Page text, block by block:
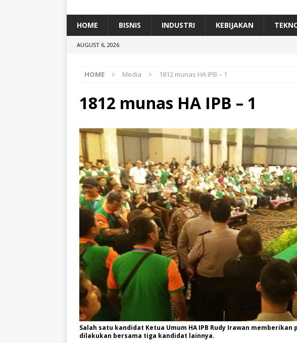
[ July 11, 2026 ] Dari Limbah ke Pakan Lele, Ini Inovasi Mikroalga
HOME BISNIS INDUSTRI KEBIJAKAN
AUGUST 6, 2026
HOME Media 1812 munas HA IPB – 1
1812 munas HA IPB – 1
Salah satu kandidat Ketua Umum HA IPB Rudy Irawan
dilakukan bersama tiga kandidat lainnya.